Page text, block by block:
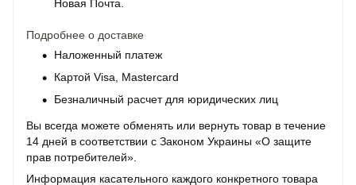
Новая Почта.
Подробнее о доставке
Наложенный платеж
Картой Visa, Mastercard
Безналичный расчет для юридических лиц
Вы всегда можете обменять или вернуть товар в течение
14 дней в соответствии с Законом Украины «О защите
прав потребителей».
Информация касательного каждого конкретного товара